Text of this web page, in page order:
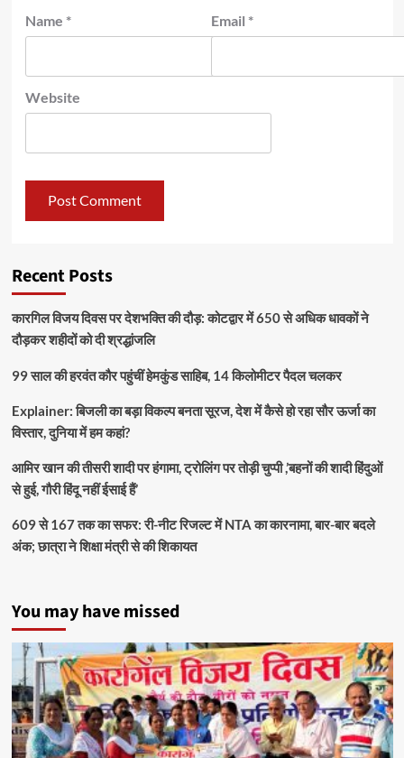
Name * Email *
Website
Recent Posts
कारगिल विजय दिवस पर देशभक्ति की दौड़: कोटद्वार में 650 से अधिक धावकों ने
दौड़कर शहीदों को दी श्रद्धांजलि
99 साल की हरवंत कौर पहुंचीं हेमकुंड साहिब, 14 किलोमीटर पैदल चलकर
Explainer: बिजली का बड़ा विकल्प बनता सूरज, देश में कैसे हो रहा सौर ऊर्जा का
विस्तार, दुनिया में हम कहां?
आमिर खान की तीसरी शादी पर हंगामा, ट्रोलिंग पर तोड़ी चुप्पी ,’बहनों की शादी हिंदुओं
से हुई, गौरी हिंदू नहीं ईसाई हैं’
609 से 167 तक का सफर: री-नीट रिजल्ट में NTA का कारनामा, बार-बार बदले
अंक; छात्रा ने शिक्षा मंत्री से की शिकायत
You may have missed